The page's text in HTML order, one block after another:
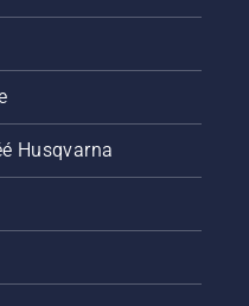
Husqvarna